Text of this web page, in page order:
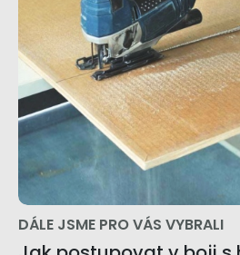
DÁLE JSME PRO VÁS VYBRALI